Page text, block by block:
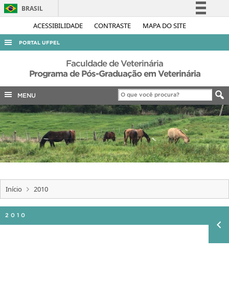
ACESSIBILIDADE CONTRASTE MAPA DO SITE
BRASIL
Simplifique!
Acesso à informação
Legislação
Canais
PORTAL UFPEL
ACESSO À INFORMAÇÃO
AUDITORIA
COBALTO
CONCURSOS
EDITAIS
INTERNACIONAL
OUVIDORIA
PORTARIAS
TELEFONES
Faculdade de Veterinária
Programa de Pós-Graduação em Veterinária
MENU
Início 2010
2010